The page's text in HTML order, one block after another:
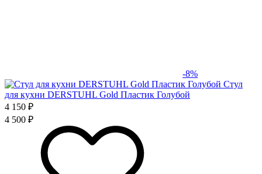
-8%
Стул
для кухни DERSTUHL Gold Пластик Голубой
4 150 ₽
4 500 ₽